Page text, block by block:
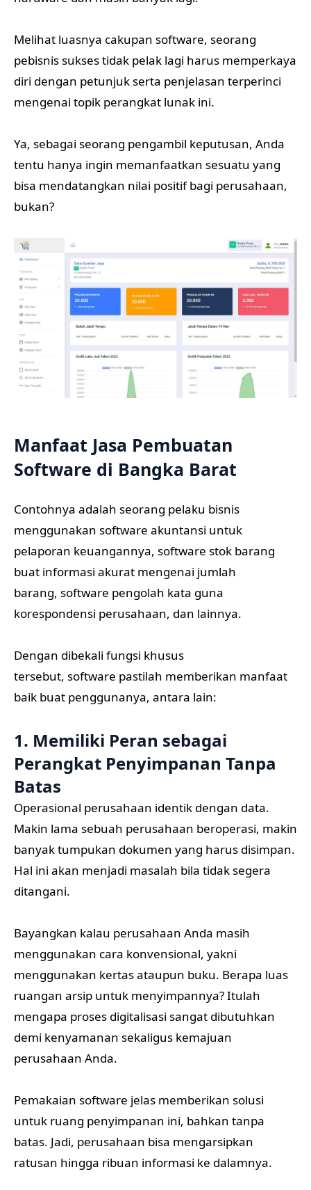
Melihat luasnya cakupan software, seorang
pebisnis sukses tidak pelak lagi harus memperkaya
diri dengan petunjuk serta penjelasan terperinci
mengenai topik perangkat lunak ini.
Ya, sebagai seorang pengambil keputusan, Anda
tentu hanya ingin memanfaatkan sesuatu yang
bisa mendatangkan nilai positif bagi perusahaan,
bukan?
Manfaat Jasa Pembuatan
Software di Bangka Barat
Contohnya adalah seorang pelaku bisnis
menggunakan software akuntansi untuk
pelaporan keuangannya, software stok barang
buat informasi akurat mengenai jumlah
barang, software pengolah kata guna
korespondensi perusahaan, dan lainnya.
Dengan dibekali fungsi khusus
tersebut, software pastilah memberikan manfaat
baik buat penggunanya, antara lain:
1. Memiliki Peran sebagai
Perangkat Penyimpanan Tanpa
Batas
Operasional perusahaan identik dengan data.
Makin lama sebuah perusahaan beroperasi, makin
banyak tumpukan dokumen yang harus disimpan.
Hal ini akan menjadi masalah bila tidak segera
ditangani.
Bayangkan kalau perusahaan Anda masih
menggunakan cara konvensional, yakni
menggunakan kertas ataupun buku. Berapa luas
ruangan arsip untuk menyimpannya? Itulah
mengapa proses digitalisasi sangat dibutuhkan
demi kenyamanan sekaligus kemajuan
perusahaan Anda.
Pemakaian software jelas memberikan solusi
untuk ruang penyimpanan ini, bahkan tanpa
batas. Jadi, perusahaan bisa mengarsipkan
ratusan hingga ribuan informasi ke dalamnya.